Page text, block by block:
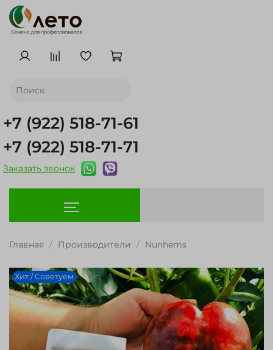
+7 (922) 518-71-61
+7 (922) 518-71-71
Заказать звонок
Главная Производители Nunhems
Хит / Советуем